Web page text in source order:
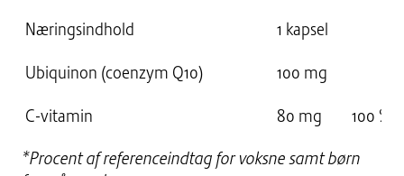
Næringsindhold
1 kapsel
Ubiquinon (coenzym Q10)
100 mg
C-vitamin
80 mg
100 %*
*Procent af referenceindtag for voksne samt børn